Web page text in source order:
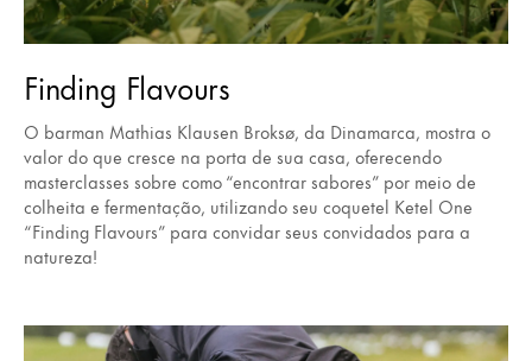
Finding Flavours
O barman Mathias Klausen Broksø, da Dinamarca, mostra o
valor do que cresce na porta de sua casa, oferecendo
masterclasses sobre como “encontrar sabores” por meio de
colheita e fermentação, utilizando seu coquetel Ketel One
“Finding Flavours” para convidar seus convidados para a
natureza!